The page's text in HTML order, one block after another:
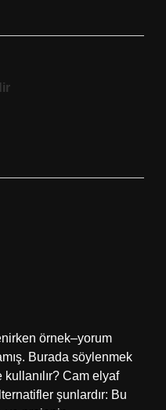
örnek–yorum
Burada söylenmek
Cam elyaf
şunlardır: Bu